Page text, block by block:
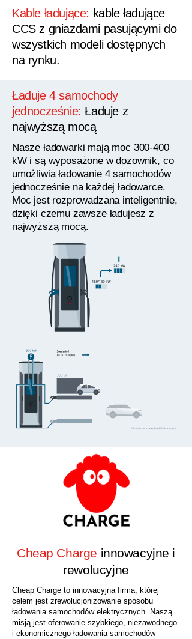
Kable ładujące: kable ładujące
CCS z gniazdami pasującymi do
wszystkich modeli dostępnych
na rynku.
Ładuje 4 samochody
jednocześnie: Ładuje z
najwyższą mocą
Nasze ładowarki mają moc 300-400
kW i są wyposażone w dozownik, co
umożliwia ładowanie 4 samochodów
jednocześnie na każdej ładowarce.
Moc jest rozprowadzana inteligentnie,
dzięki czemu zawsze ładujesz z
najwyższą mocą.
Cheap Charge innowacyjne i
rewolucyjne
Cheap Charge to innowacyjna firma, której
celem jest zrewolucjonizowanie sposobu
ładowania samochodów elektrycznych. Naszą
misją jest oferowanie szybkiego, niezawodnego
i ekonomicznego ładowania samochodów